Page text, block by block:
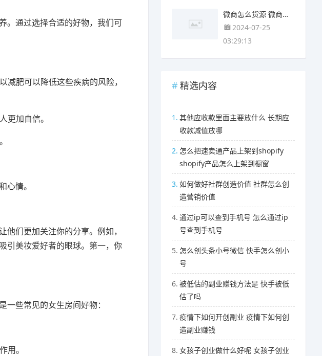
。通过选择合适的好物，我们可
肥可以降低这些疾病的风险，
更加自信。
心情。
们更加关注你的分享。例如，
引美妆爱好者的眼球。第一，你
些常见的女生房间好物：
用。
微商怎么货源 微商货源怎么
2024-07-25
03:29:13
精选内容
1. 其他应收款里面主要放什么 长期应
收款减值放哪
2. 怎么把速卖通产品上架到shopify
shopify产品怎么上架到橱窗
3. 如何做好社群创造价值 社群怎么创
造营销价值
4. 通过ip可以查到手机号 怎么通过ip
号查到手机号
5. 怎么创头条小号微信 快手怎么创小
号
6. 被低估的副业赚钱方法是 快手被低
估了吗
7. 疫情下如何开创副业 疫情下如何创
造副业赚钱
8. 女孩子创业做什么好呢 女孩子创业